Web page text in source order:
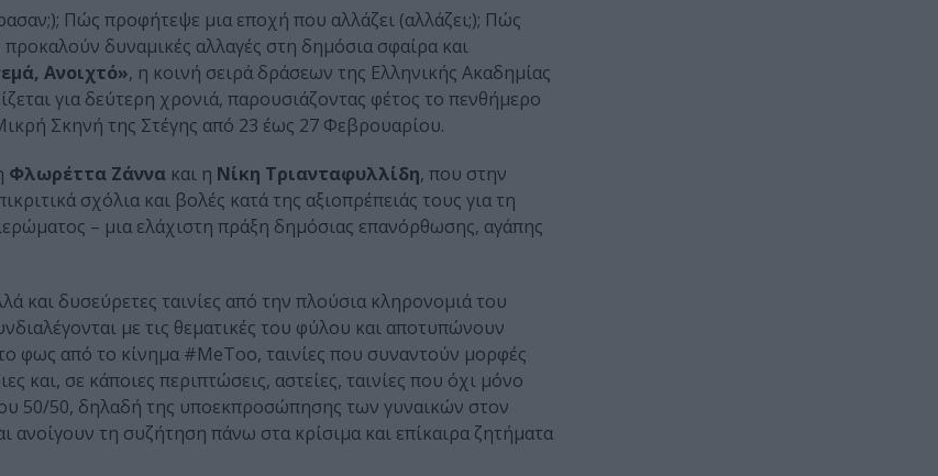
Πώς προφήτεψε μια εποχή που αλλάζει (αλλάζει;); Πώς
δυναμικές αλλαγές στη δημόσια σφαίρα και
Ανοιχτό», η κοινή σειρά δράσεων της Ελληνικής Ακαδημίας
για δεύτερη χρονιά, παρουσιάζοντας φέτος το πενθήμερο
Σκηνή της Στέγης από 23 έως 27 Φεβρουαρίου.
Φλωρέττα Ζάννα και η Νίκη Τριανταφυλλίδη, που στην
σχόλια και βολές κατά της αξιοπρέπειάς τους για τη
– μια ελάχιστη πράξη δημόσιας επανόρθωσης, αγάπης
και δυσεύρετες ταινίες από την πλούσια κληρονομιά του
με τις θεματικές του φύλου και αποτυπώνουν
φως από το κίνημα #MeToo, ταινίες που συναντούν μορφές
και, σε κάποιες περιπτώσεις, αστείες, ταινίες που όχι μόνο
50/50, δηλαδή της υποεκπροσώπησης των γυναικών στον
τη συζήτηση πάνω στα κρίσιμα και επίκαιρα ζητήματα